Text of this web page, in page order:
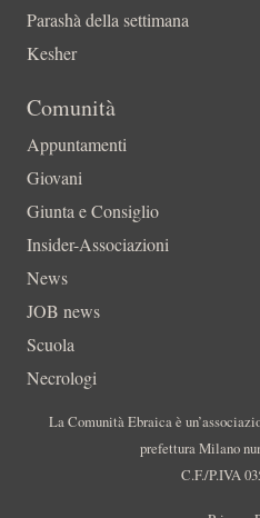
Parashà della settimana
Kesher
Comunità
Appuntamenti
Giovani
Giunta e Consiglio
Insider-Associazioni
News
JOB news
Scuola
Necrologi
La Comunità Ebraica è
prefettura Milano
C.F./P.IVA